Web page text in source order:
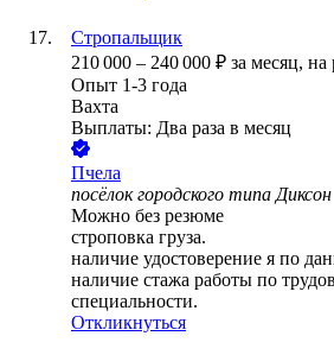
Стропальщик
210 000 – 240 000 ₽ за месяц, на
Опыт 1-3 года
Вахта
Выплаты: Два раза в месяц
Пчела
посёлок городского типа Диксон
Можно без резюме
строповка груза.
наличие удостоверение я по
наличие стажа работы по
специальности.
Откликнуться